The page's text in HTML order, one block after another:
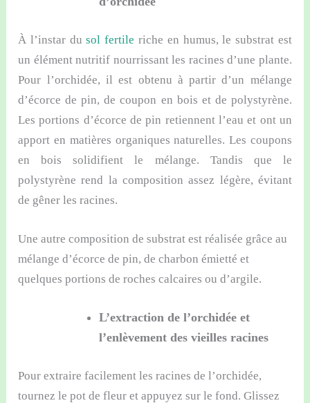
À l’instar dusol fertile riche en humus, le substrat est
un élément nutritif nourrissant les racines d’une plante.
Pour l’orchidée, il est obtenu à partir d’un mélange
d’écorce de pin, de coupon en bois et de polystyrène.
Les portions d’écorce de pin retiennent l’eau et ont un
apport en matières organiques naturelles. Les coupons
en bois solidifient le mélange. Tandis que le
polystyrène rend la composition assez légère, évitant
de gêner les racines.
Une autre composition de substrat est réalisée grâce au
mélange d’écorce de pin, de charbon émietté et
quelques portions de roches calcaires ou d’argile.
L’extraction de l’orchidée et
l’enlèvement des vieilles racines
Pour extraire facilement les racines de l’orchidée,
tournez le pot de fleur et appuyez sur le fond. Glissez